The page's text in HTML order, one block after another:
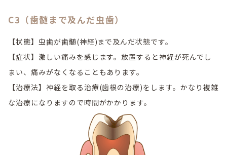
C3（歯髄まで及んだ虫歯）
【状態】虫歯が歯髄(神経)まで及んだ状態です。
【症状】激しい痛みを感じます。放置すると神経が死んでし
まい、痛みがなくなることもあります。
【治療法】神経を取る治療(歯根の治療)をします。かなり複雑
な治療になりますので時間がかかります。